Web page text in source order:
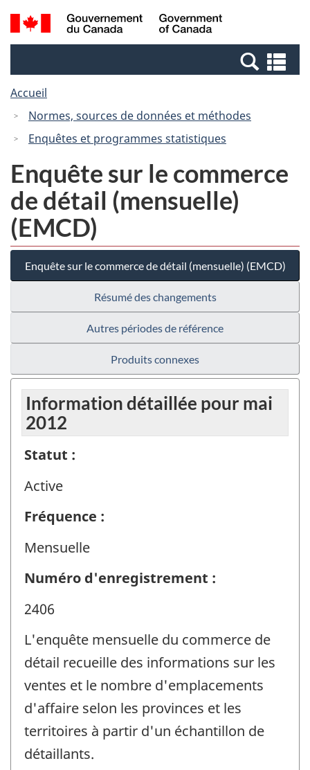
Passer
au
Passer
à
Canada
Recherche
et
et
Accueil
Normes, sources de données et méthodes
Enquêtes et programmes statistiques
Enquête sur le commerce
de détail (mensuelle)
(EMCD)
Enquête sur le commerce de détail (mensuelle) (EMCD)
Résumé des changements
Autres périodes de référence
Produits connexes
Information détaillée pour mai
2012
Statut :
Active
Fréquence :
Mensuelle
Numéro d'enregistrement :
2406
L'enquête mensuelle du commerce de
détail recueille des informations sur les
ventes et le nombre d'emplacements
d'affaire selon les provinces et les
territoires à partir d'un échantillon de
détaillants.